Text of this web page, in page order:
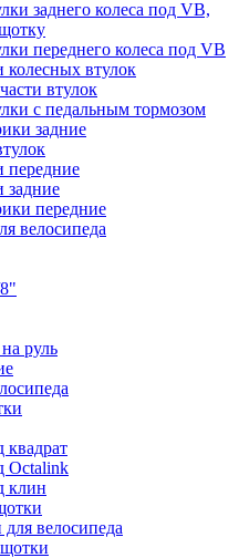
заднего колеса под VB,
переднего колеса под VB
колесных втулок
втулок
с педальным тормозом
задние
передние
задние
передние
велосипеда
руль
квадрат
Octalink
клин
велосипеда